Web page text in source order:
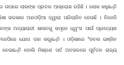
ଉପରେ ଲାକଙ୍କ ପ୍ରବଳ ଆକ୍ରୋଶ ରହିଛି । ଲୋକ କହୁଛନ୍ତି
ସରକାର ଅଣଓଡ଼ିଆ ଦ୍ୱାରା ପରିଚାଳିତ ହେଉଛି । ବିଜେଡି
ଅତ୍ୟାଚାରୀ ଶାସନରୁ ସମୂଳେ ଧ୍ୱଂସ ପାଇଁ ପ୍ରତ୍ୟେକ
ଯୋଗ ଦାନ କରୁଛନ୍ତି । ଓଡ଼ିଶାରେ “ଡବଲ ଇଞ୍ଜିନ
ନେଇଛନ୍ତି ବୋଲି ମିଶ୍ରଣ ପର୍ବ ଅବସରରେ ପୂୂର୍ବତନ ରାଜ୍ୟ